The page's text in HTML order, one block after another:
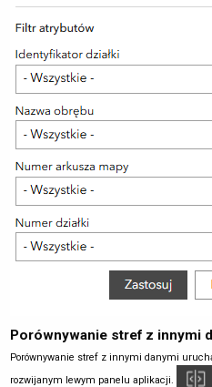
Porównywanie stref z innymi
Porównywanie stref z innymi danymi
rozwijanym lewym panelu aplikacji.